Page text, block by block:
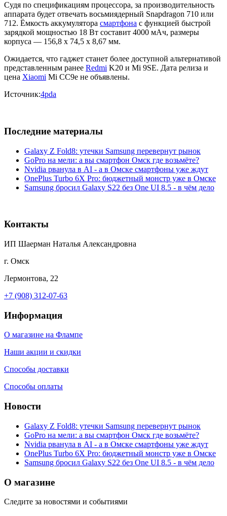
Судя по спецификациям процессора, за производительность
аппарата будет отвечать восьмиядерный Snapdragon 710 или
712. Ёмкость аккумулятора смартфона c функцией быстрой
зарядкой мощностью 18 Вт составит 4000 мАч, размеры
корпуса — 156,8 х 74,5 х 8,67 мм.
Ожидается, что гаджет станет более доступной альтернативой
представленным ранее Redmi K20 и Mi 9SE. Дата релиза и
цена Xiaomi Mi CC9e не объявлены.
Источник:4pda
Последние материалы
Galaxy Z Fold8: утечки Samsung перевернут рынок
GoPro на мели: а вы смартфон Омск где возьмёте?
Nvidia рванула в AI - а в Омске смартфоны уже ждут
OnePlus Turbo 6X Pro: бюджетный монстр уже в Омске
Samsung бросил Galaxy S22 без One UI 8.5 - в чём дело
Контакты
ИП Шаерман Наталья Александровна
г. Омск
Лермонтова, 22
+7 (908) 312-07-63
Информация
О магазине на Флампе
Наши акции и скидки
Способы доставки
Способы оплаты
Новости
Galaxy Z Fold8: утечки Samsung перевернут рынок
GoPro на мели: а вы смартфон Омск где возьмёте?
Nvidia рванула в AI - а в Омске смартфоны уже ждут
OnePlus Turbo 6X Pro: бюджетный монстр уже в Омске
Samsung бросил Galaxy S22 без One UI 8.5 - в чём дело
О магазине
Следите за новостями и событиями